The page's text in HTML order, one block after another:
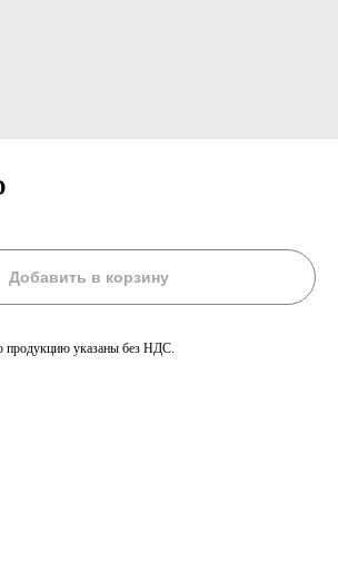
Добавить в корзину
продукцию указаны без НДС.